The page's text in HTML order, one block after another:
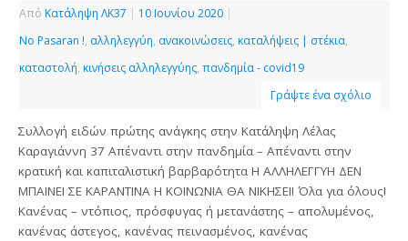
Από Κατάληψη ΛΚ37 | 10 Ιουνίου 2020 |
No Pasaran !, αλληλεγγύη, ανακοινώσεις, καταλήψεις | στέκια,
καταστολή, κινήσεις αλληλεγγύης,πανδημία - covid19
Γράψτε ένα σχόλιο
Συλλογή ειδών πρώτης ανάγκης στην Κατάληψη Λέλας
Καραγιάννη 37 Απέναντι στην πανδημία – Απέναντι στην
κρατική και καπιταλιστική βαρβαρότητα H ΑΛΛΗΛΕΓΓΥΗ ΔΕΝ
ΜΠΑΙΝΕΙ ΣΕ ΚΑΡΑΝΤΙΝΑ Η ΚΟΙΝΩΝΙΑ ΘΑ ΝΙΚΗΣΕΙ! Όλα για όλους!
Κανένας – ντόπιος, πρόσφυγας ή μετανάστης – απολυμένος,
κανένας άστεγος, κανένας πεινασμένος, κανένας